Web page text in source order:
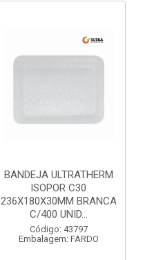
BANDEJA ULTRATHERM
ISOPOR C30
236X180X30MM BRANCA
C/400 UNID...
Código: 43797
Embalagem: FARDO